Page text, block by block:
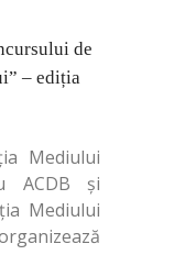
de
– ediția
Mediului
ACDB și
Mediului